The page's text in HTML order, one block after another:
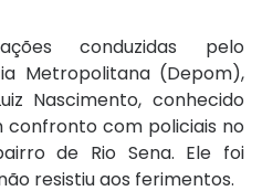
conduzidas pelo
Metropolitana (Depom),
Nascimento, conhecido
confronto com policiais no
de Rio Sena. Ele foi
resistiu aos ferimentos.